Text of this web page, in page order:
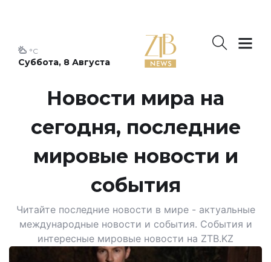
Суббота, 8 Августа
°C
Новости мира на
сегодня, последние
мировые новости и
события
Читайте последние новости в мире - актуальные
международные новости и события. События и
интересные мировые новости на ZTB.KZ